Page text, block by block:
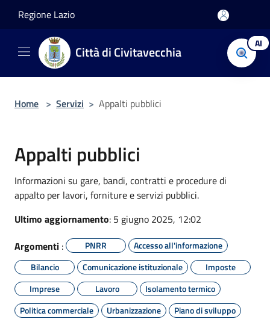
Regione Lazio
Città di Civitavecchia AI
Home > Servizi > Appalti pubblici
Appalti pubblici
Informazioni su gare, bandi, contratti e procedure di
appalto per lavori, forniture e servizi pubblici.
Ultimo aggiornamento: 5 giugno 2025, 12:02
Argomenti : PNRR
Accesso all'informazione
Bilancio
Comunicazione istituzionale
Imposte
Imprese
Lavoro
Isolamento termico
Politica commerciale
Urbanizzazione Piano di sviluppo